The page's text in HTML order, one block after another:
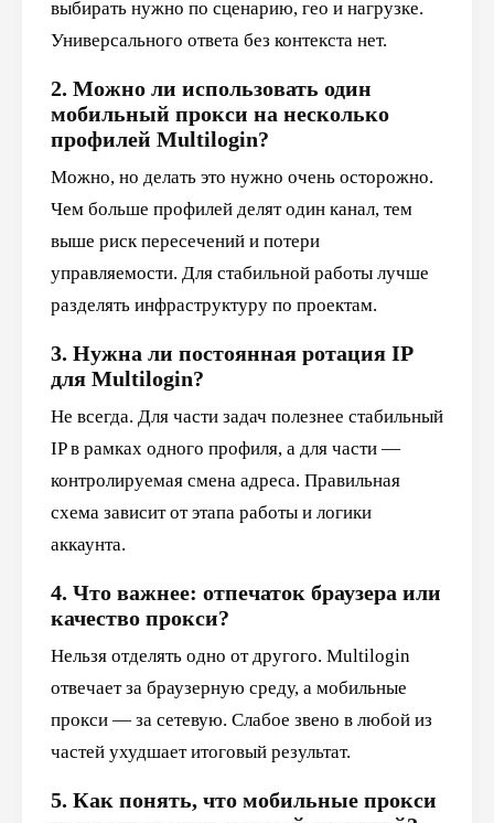
выбирать нужно по сценарию, гео и нагрузке.
Универсального ответа без контекста нет.
2. Можно ли использовать один
мобильный прокси на несколько
профилей Multilogin?
Можно, но делать это нужно очень осторожно.
Чем больше профилей делят один канал, тем
выше риск пересечений и потери
управляемости. Для стабильной работы лучше
разделять инфраструктуру по проектам.
3. Нужна ли постоянная ротация IP
для Multilogin?
Не всегда. Для части задач полезнее стабильный
IP в рамках одного профиля, а для части —
контролируемая смена адреса. Правильная
схема зависит от этапа работы и логики
аккаунта.
4. Что важнее: отпечаток браузера или
качество прокси?
Нельзя отделять одно от другого. Multilogin
отвечает за браузерную среду, а мобильные
прокси — за сетевую. Слабое звено в любой из
частей ухудшает итоговый результат.
5. Как понять, что мобильные прокси